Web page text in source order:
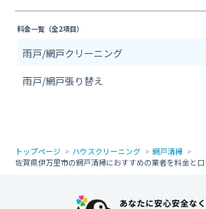
料金一覧（全2項目）
雨戸/網戸クリーニング
雨戸/網戸張り替え
トップページ ハウスクリーニング
網戸清掃
佐賀県伊万里市の網戸清掃におすすめの業者を料金と